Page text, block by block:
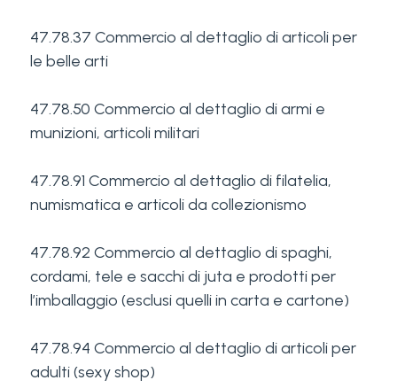
47.78.37 Commercio al dettaglio di articoli per
le belle arti
47.78.50 Commercio al dettaglio di armi e
munizioni, articoli militari
47.78.91 Commercio al dettaglio di filatelia,
numismatica e articoli da collezionismo
47.78.92 Commercio al dettaglio di spaghi,
cordami, tele e sacchi di juta e prodotti per
l’imballaggio (esclusi quelli in carta e cartone)
47.78.94 Commercio al dettaglio di articoli per
adulti (sexy shop)